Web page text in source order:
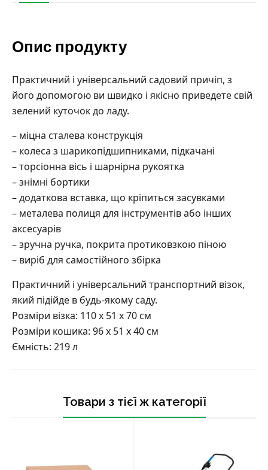
Опис продукту
Практичний і універсальний садовий причіп, з
його допомогою ви швидко і якісно приведете свій
зелений куточок до ладу.
– міцна сталева конструкція
– колеса з шарикопідшипниками, підкачані
– торсіонна вісь і шарнірна рукоятка
– знімні бортики
– додаткова вставка, що кріпиться засувками
– металева полиця для інструментів або інших
аксесуарів
– зручна ручка, покрита протиковзкою піною
– виріб для самостійного збірка
Практичний і універсальний транспортний візок,
який підійде в будь-якому саду.
Розміри візка: 110 x 51 x 70 см
Розміри кошика: 96 x 51 x 40 см
Ємність: 219 л
Товари з тієї ж категорії